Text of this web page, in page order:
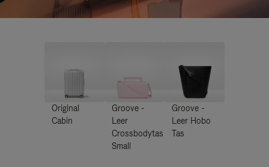
Original
Cabin
Groove -
Leer
Crossbodytas
Small
Groove -
Leer Hobo
Tas